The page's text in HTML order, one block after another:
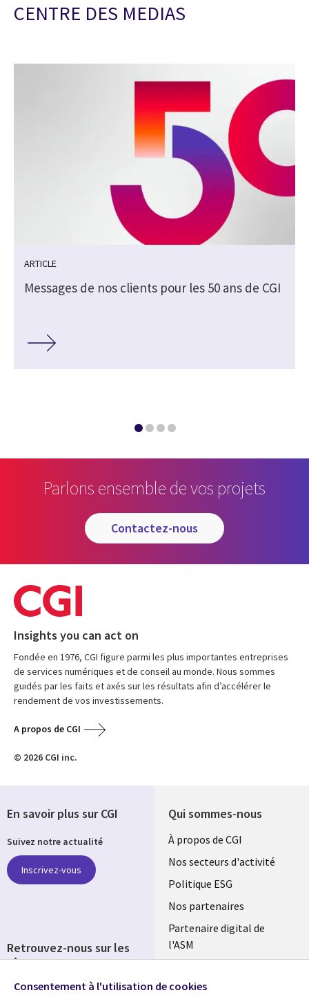
CENTRE DES MEDIAS
ARTICLE
Messages de nos clients pour les 50 ans de CGI
Parlons ensemble de vos projets
contactez-nous
Insights you can act on
Fondée en 1976, CGI figure parmi les plus importantes entreprises
de services numériques et de conseil au monde. Nous sommes
guidés par les faits et axés sur les résultats afin d’accélérer le
rendement de vos investissements.
A propos de CGI
© 2026 CGI inc.
Qui sommes-nous
Useful
links
FRANCE
À propos de CGI
Nos secteurs d'activité
Politique ESG
Nos partenaires
Partenaire digital de
l'ASM
Fusions
En savoir plus sur CGI
Suivez notre actualité
Inscrivez-vous
Retrouvez-nous sur les
réseaux
Social
Consentement à l'utilisation de cookies